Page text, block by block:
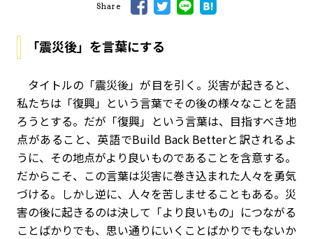
Share
「震災後」を言葉にする
タイトルの「震災後」が目を引く。災害が起きると、
私たちは「復興」という言葉でその後の様々なことを語
ろうとする。だが「復興」という言葉は、目指すべき地
点があること、英語でBuild Back Betterと訳されるよ
うに、その地点がより良いものであることを含意する。
だからこそ、この言葉は災害に巻き込まれた人々を勇気
づける。しかし逆に、人々を苦しませることもある。災
害の後に起きるのは決して「より良いもの」につながる
ことばかりでも、思い通りにいくことばかりでもないか